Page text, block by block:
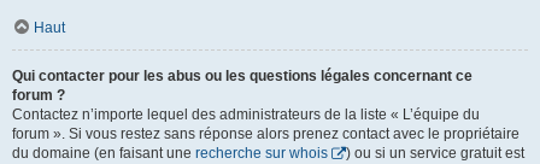
Haut
Qui contacter pour les abus ou les questions légales concernant ce
forum ?
Contactez n’importe lequel des administrateurs de la liste « L’équipe du
forum ». Si vous restez sans réponse alors prenez contact avec le propriétaire
du domaine (en faisant une recherche sur whois
) ou si un service gratuit est